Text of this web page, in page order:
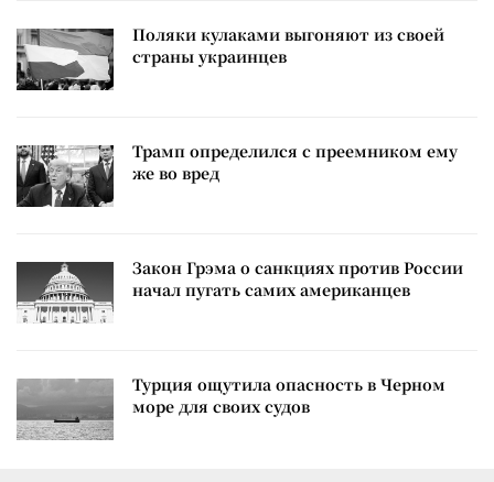
Поляки кулаками выгоняют из своей
страны украинцев
Трамп определился с преемником ему
же во вред
Закон Грэма о санкциях против России
начал пугать самих американцев
Турция ощутила опасность в Черном
море для своих судов